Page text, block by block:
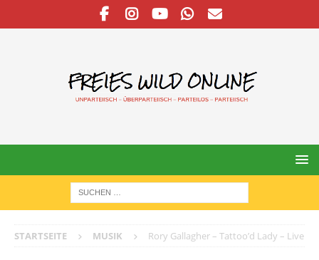
STARTSEITE MUSIK Rory Gallagher – Tattoo’d Lady – Live